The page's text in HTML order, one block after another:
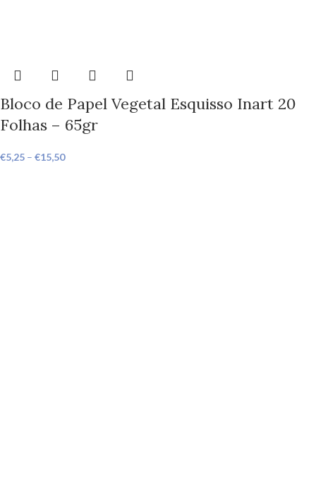
Bloco de Papel Vegetal Esquisso Inart 20
Folhas – 65gr
€5,25 – €15,50